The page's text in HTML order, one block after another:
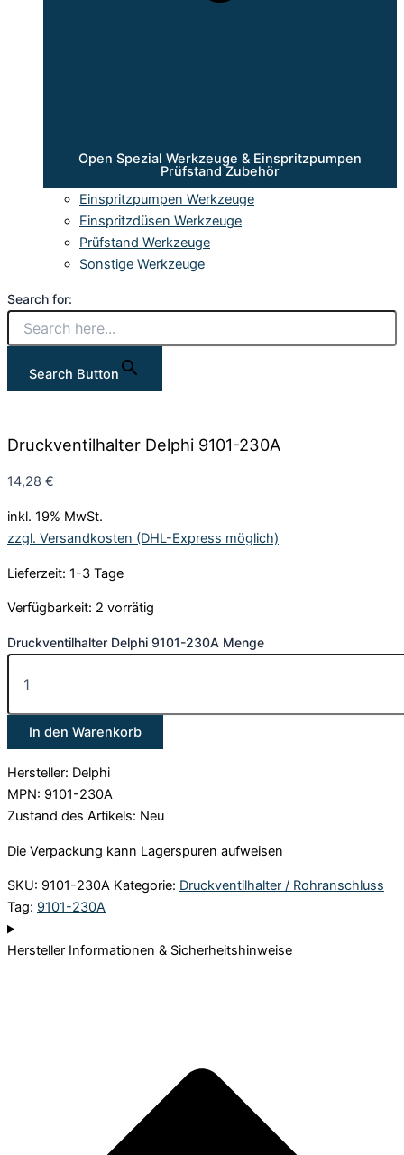
Open Spezial Werkzeuge & Einspritzpumpen
Prüfstand Zubehör
Einspritzpumpen Werkzeuge
Einspritzdüsen Werkzeuge
Prüfstand Werkzeuge
Sonstige Werkzeuge
Search for:
Search Button
Druckventilhalter Delphi 9101-230A
14,28 €
inkl. 19% MwSt.
zzgl. Versandkosten (DHL-Express möglich)
Lieferzeit: 1-3 Tage
Verfügbarkeit: 2 vorrätig
Druckventilhalter Delphi 9101-230A Menge
In den Warenkorb
Hersteller: Delphi
MPN: 9101-230A
Zustand des Artikels: Neu
Die Verpackung kann Lagerspuren aufweisen
SKU: 9101-230A Kategorie: Druckventilhalter / Rohranschluss
Tag: 9101-230A
Hersteller Informationen & Sicherheitshinweise